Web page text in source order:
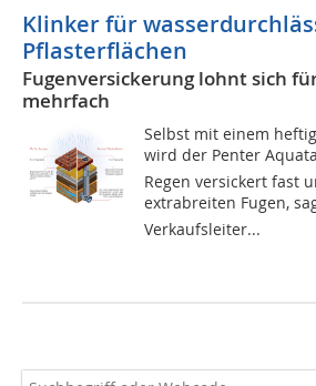
Klinker für
Pflasterflächen
Fugenversickerung lohnt sich
mehrfach
Selbst mit einem
wird der Penter
Regen versickert fast
extrabreiten Fugen,
Verkaufsleiter...